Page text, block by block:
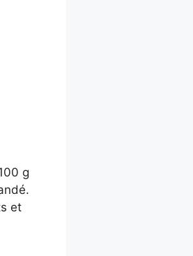
g
et